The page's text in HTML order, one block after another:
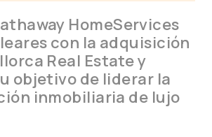
HomeServices
con la adquisición
Real Estate y
objetivo de liderar la
inmobiliaria de lujo